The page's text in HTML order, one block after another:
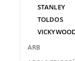
STANLEY
TOLDOS
ARB